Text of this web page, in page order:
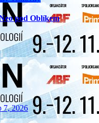
pod Oblíkem
7, 2026